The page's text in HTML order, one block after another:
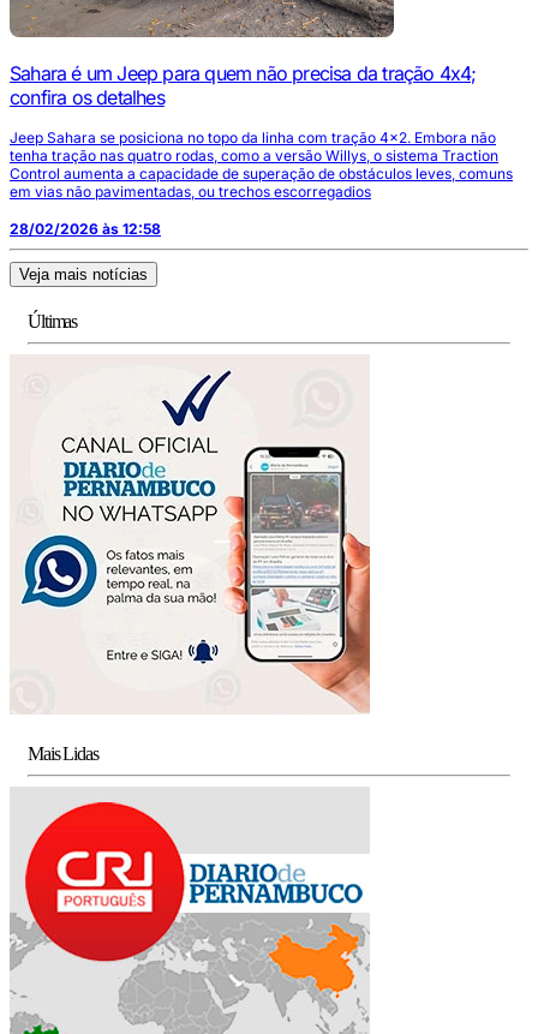
Sahara é um Jeep para quem não precisa da tração 4x4;
confira os detalhes
Jeep Sahara se posiciona no topo da linha com tração 4x2. Embora não
tenha tração nas quatro rodas, como a versão Willys, o sistema Traction
Control aumenta a capacidade de superação de obstáculos leves, comuns
em vias não pavimentadas, ou trechos escorregadios
28/02/2026 às 12:58
Veja mais notícias
Últimas
Mais Lidas